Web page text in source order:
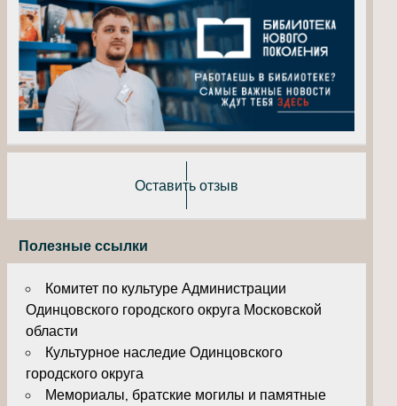
Оставить отзыв
Полезные ссылки
Комитет по культуре Администрации
Одинцовского городского округа Московской
области
Культурное наследие Одинцовского
городского округа
Мемориалы, братские могилы и памятные